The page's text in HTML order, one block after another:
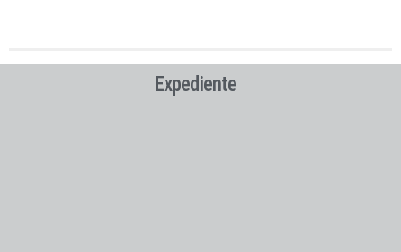
Expediente